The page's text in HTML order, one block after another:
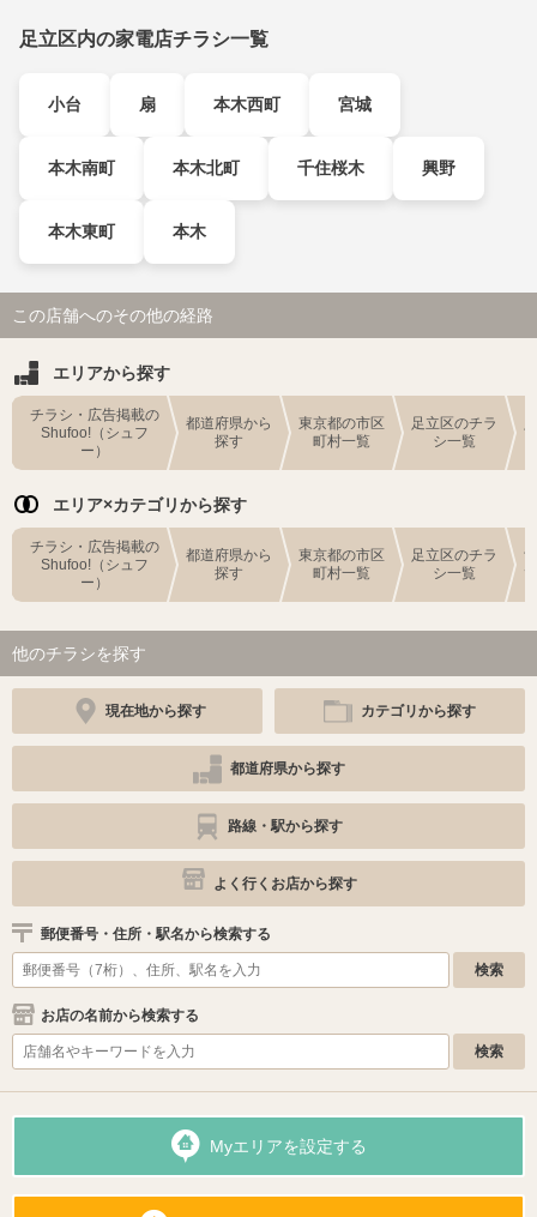
足立区内の家電店チラシ一覧
小台 扇 本木西町 宮城
本木南町 本木北町 千住桜木 興野
本木東町 本木
この店舗へのその他の経路
エリアから探す
チラシ・広告掲載の
Shufoo!（シュフ
ー）
都道府県から
探す
東京都の市区
町村一覧
足立区のチラ
シ一覧
エリア×カテゴリから探す
チラシ・広告掲載の
Shufoo!（シュフ
ー）
都道府県から
探す
東京都の市区
町村一覧
足立区のチラ
シ一覧
他のチラシを探す
現在地から探す カテゴリから探す
都道府県から探す
路線・駅から探す
よく行くお店から探す
郵便番号・住所・駅名から検索する
お店の名前から検索する
Myエリアを設定する